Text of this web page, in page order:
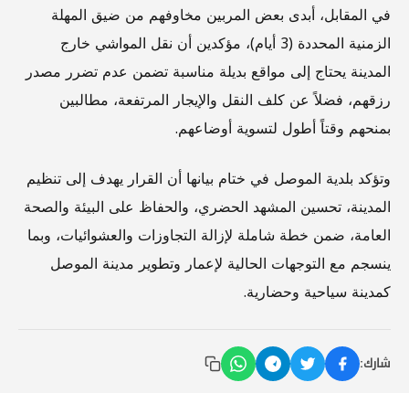
في المقابل، أبدى بعض المربين مخاوفهم من ضيق المهلة
الزمنية المحددة (3 أيام)، مؤكدين أن نقل المواشي خارج
المدينة يحتاج إلى مواقع بديلة مناسبة تضمن عدم تضرر مصدر
رزقهم، فضلاً عن كلف النقل والإيجار المرتفعة، مطالبين
بمنحهم وقتاً أطول لتسوية أوضاعهم.
وتؤكد بلدية الموصل في ختام بيانها أن القرار يهدف إلى تنظيم
المدينة، تحسين المشهد الحضري، والحفاظ على البيئة والصحة
العامة، ضمن خطة شاملة لإزالة التجاوزات والعشوائيات، وبما
ينسجم مع التوجهات الحالية لإعمار وتطوير مدينة الموصل
كمدينة سياحية وحضارية.
شارك: